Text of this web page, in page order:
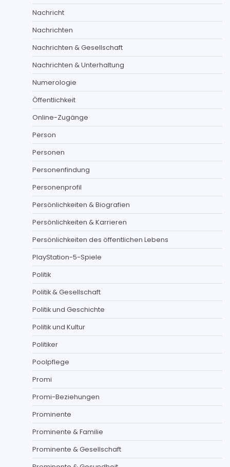
Nachricht
Nachrichten
Nachrichten & Gesellschaft
Nachrichten & Unterhaltung
Numerologie
Öffentlichkeit
Online-Zugänge
Person
Personen
Personenfindung
Personenprofil
Persönlichkeiten & Biografien
Persönlichkeiten & Karrieren
Persönlichkeiten des öffentlichen Lebens
PlayStation-5-Spiele
Politik
Politik & Gesellschaft
Politik und Geschichte
Politik und Kultur
Politiker
Poolpflege
Promi
Promi-Beziehungen
Prominente
Prominente & Familie
Prominente & Gesellschaft